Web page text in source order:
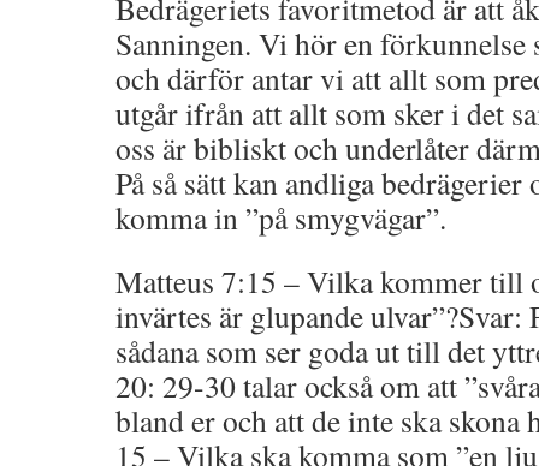
Bedrägeriets favoritmetod är att
Sanningen. Vi hör en förkunnelse
och därför antar vi att allt som
utgår ifrån att allt som sker i det
oss är bibliskt och underlåter
På så sätt kan andliga bedrägerier
komma in ”på smygvägar”.
Matteus 7:15 – Vilka kommer till
invärtes är glupande
sådana som ser goda ut till det
20: 29-30 talar också om att
bland er och att de inte ska
15 – Vilka ska komma som ”en